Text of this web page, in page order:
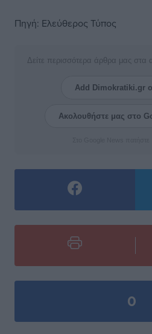
Πηγή: Ελεύθερος Τύπος
Δείτε περισσότερα άρθρα μας στα
Add Dimokratiki.gr
Ακολουθήστε μας στο
0